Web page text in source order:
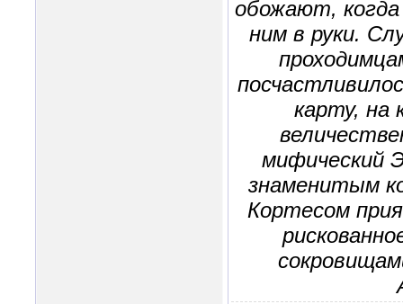
обожают,
ним в руки.
карту, на
мифический
знаменитым
Кортесом